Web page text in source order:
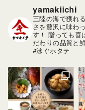
yamakiichi
三陸の海で獲れ
さを贅沢に味わ
す！ 贈っても喜
だわりの品質と
#泳ぐホタテ